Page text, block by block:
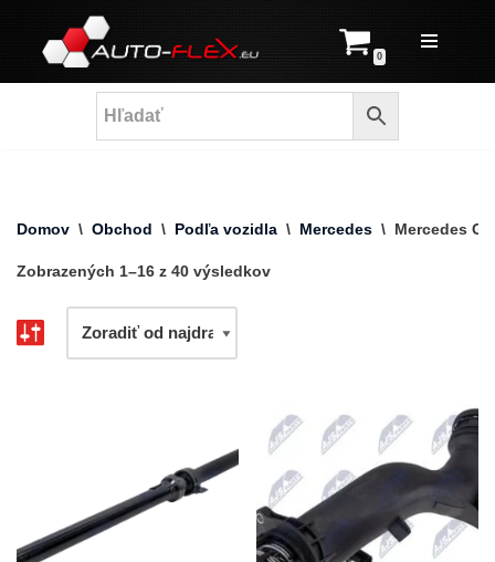
Prejsť
na
0
Domov \ Obchod \ Podľa vozidla \ Mercedes \ Mercedes
Zobrazených 1–16 z 40 výsledkov